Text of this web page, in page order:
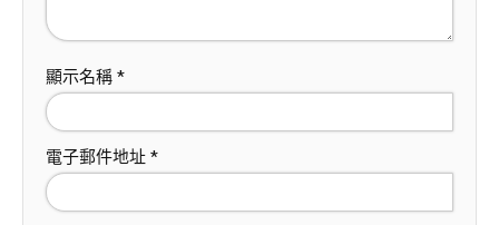
顯示名稱 *
電子郵件地址 *